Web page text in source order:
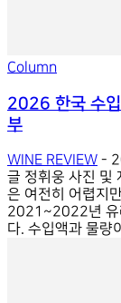
Column
2026 한국 수입
부
WINE REVIEW -
글 정휘웅 사진 및 자료제공
은 여전히 어렵지
2021~2022년 유
다. 수입액과 물량